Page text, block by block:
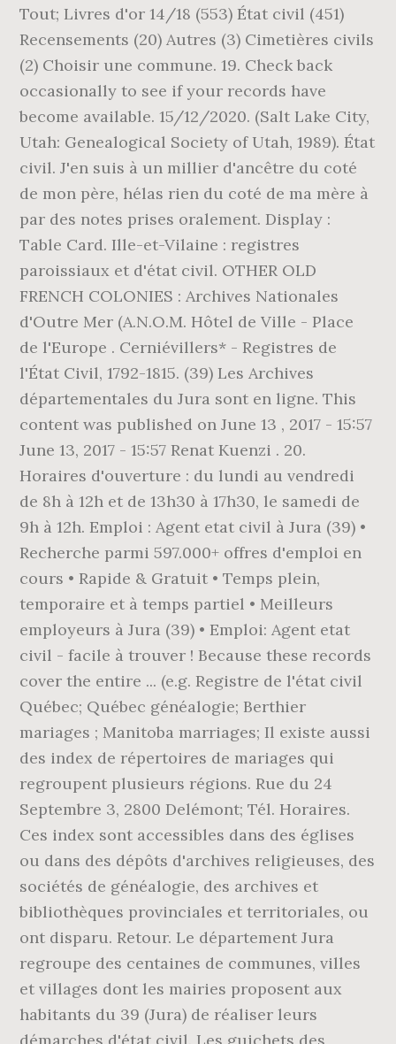
Tout; Livres d'or 14/18 (553) État civil (451)
Recensements (20) Autres (3) Cimetières civils
(2) Choisir une commune. 19. Check back
occasionally to see if your records have
become available. 15/12/2020. (Salt Lake City,
Utah: Genealogical Society of Utah, 1989). État
civil. J'en suis à un millier d'ancêtre du coté
de mon père, hélas rien du coté de ma mère à
par des notes prises oralement. Display :
Table Card. Ille-et-Vilaine : registres
paroissiaux et d'état civil. OTHER OLD
FRENCH COLONIES : Archives Nationales
d'Outre Mer (A.N.O.M. Hôtel de Ville - Place
de l'Europe . Cerniévillers* - Registres de
l'État Civil, 1792-1815. (39) Les Archives
départementales du Jura sont en ligne. This
content was published on June 13 , 2017 - 15:57
June 13, 2017 - 15:57 Renat Kuenzi . 20.
Horaires d'ouverture : du lundi au vendredi
de 8h à 12h et de 13h30 à 17h30, le samedi de
9h à 12h. Emploi : Agent etat civil à Jura (39) •
Recherche parmi 597.000+ offres d'emploi en
cours • Rapide & Gratuit • Temps plein,
temporaire et à temps partiel • Meilleurs
employeurs à Jura (39) • Emploi: Agent etat
civil - facile à trouver ! Because these records
cover the entire ... (e.g. Registre de l'état civil
Québec; Québec généalogie; Berthier
mariages ; Manitoba marriages; Il existe aussi
des index de répertoires de mariages qui
regroupent plusieurs régions. Rue du 24
Septembre 3, 2800 Delémont; Tél. Horaires.
Ces index sont accessibles dans des églises
ou dans des dépôts d'archives religieuses, des
sociétés de généalogie, des archives et
bibliothèques provinciales et territoriales, ou
ont disparu. Retour. Le département Jura
regroupe des centaines de communes, villes
et villages dont les mairies proposent aux
habitants du 39 (Jura) de réaliser leurs